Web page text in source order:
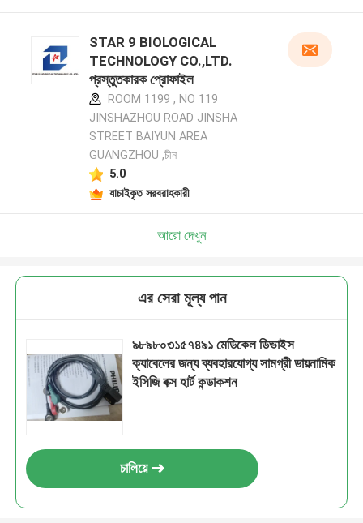
STAR 9 BIOLOGICAL
TECHNOLOGY CO.,LTD.
প্রস্তুতকারক প্রোফাইল
ROOM 1199 , NO 119
JINSHAZHOU ROAD JINSHA
STREET BAIYUN AREA
GUANGZHOU ,চীন
5.0
যাচাইকৃত সরবরাহকারী
আরো দেখুন
এর সেরা মূল্য পান
৯৮৯৮০৩১৫৭৪৯১ মেডিকেল ডিভাইস
ক্যাবেলের জন্য ব্যবহারযোগ্য সামগ্রী ডায়নামিক
ইসিজি বক্স হার্ট কন্ডাকশন
চালিয়ে